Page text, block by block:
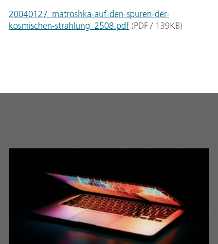
20040127_matroshka-auf-den-spuren-der-
kosmischen-strahlung_2508.pdf (PDF / 139KB)